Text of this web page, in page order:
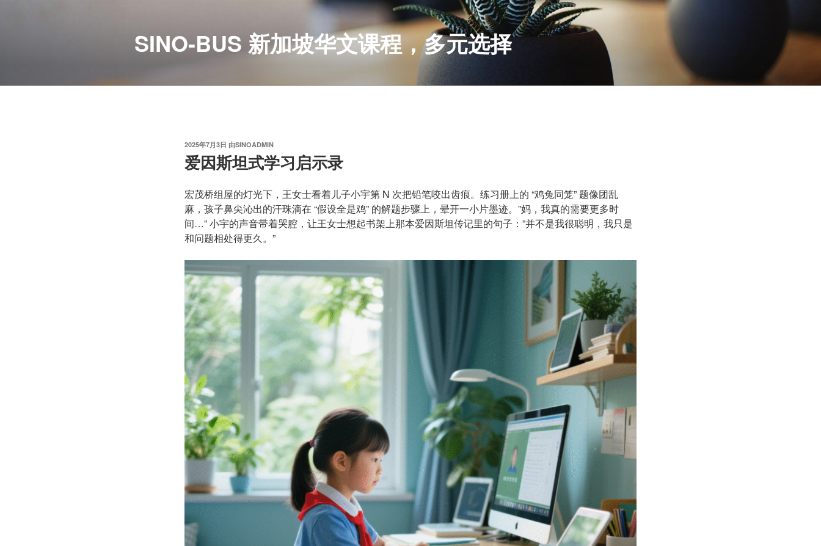
SINO-BUS 新加坡华文课程，多元选择
发
布
于
2025年7月3日 由SINOADMIN
爱因斯坦式学习启示录
宏茂桥组屋的灯光下，王女士看着儿子小宇第 N 次把铅笔咬出齿痕。练习册上的 “鸡兔同笼” 题像团乱
麻，孩子鼻尖沁出的汗珠滴在 “假设全是鸡” 的解题步骤上，晕开一小片墨迹。”妈，我真的需要更多时
间…” 小宇的声音带着哭腔，让王女士想起书架上那本爱因斯坦传记里的句子：”并不是我很聪明，我只是
和问题相处得更久。”